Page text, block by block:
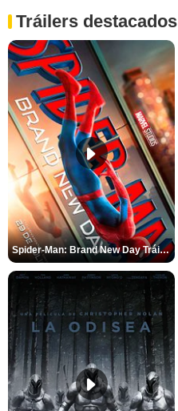
Tráilers destacados
Spider-Man: Brand New Day Tráiler (3)